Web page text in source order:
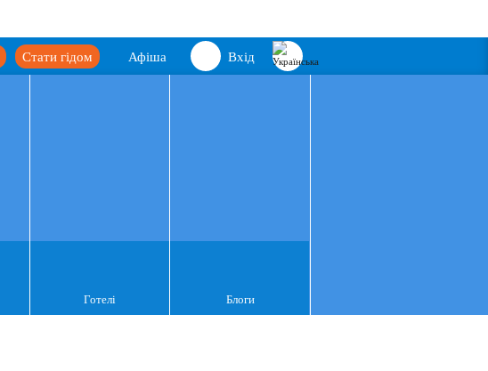
Вхід
Афіша
Стати гідом
Готелі Блоги